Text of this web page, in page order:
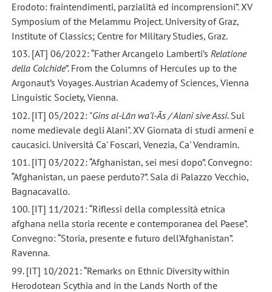
Erodoto: fraintendimenti, parzialità ed incomprensioni”. XV
Symposium of the Melammu Project. University of Graz,
Institute of Classics; Centre for Military Studies, Graz.
103. [AT] 06/2022: “Father Arcangelo Lamberti’s Relatione
della Colchide”. From the Columns of Hercules up to the
Argonaut’s Voyages. Austrian Academy of Sciences, Vienna
Linguistic Society, Vienna.
102. [IT] 05/2022: "Ginsal-Lān wa’l-Ās / Alani sive Assi. Sul
nome medievale degli Alani". XV Giornata di studi armeni e
caucasici. Università Ca' Foscari, Venezia, Ca' Vendramin.
101. [IT] 03/2022: “Afghanistan, sei mesi dopo”. Convegno:
“Afghanistan, un paese perduto?”. Sala di Palazzo Vecchio,
Bagnacavallo.
100. [IT] 11/2021: “Riflessi della complessità etnica
afghana nella storia recente e contemporanea del Paese”.
Convegno: “Storia, presente e futuro dell’Afghanistan”.
Ravenna.
99. [IT] 10/2021: “Remarks on Ethnic Diversity within
Herodotean Scythia and in the Lands North of the